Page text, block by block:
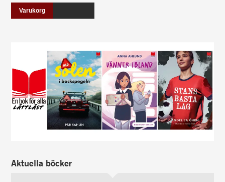
Varukorg
Aktuella böcker